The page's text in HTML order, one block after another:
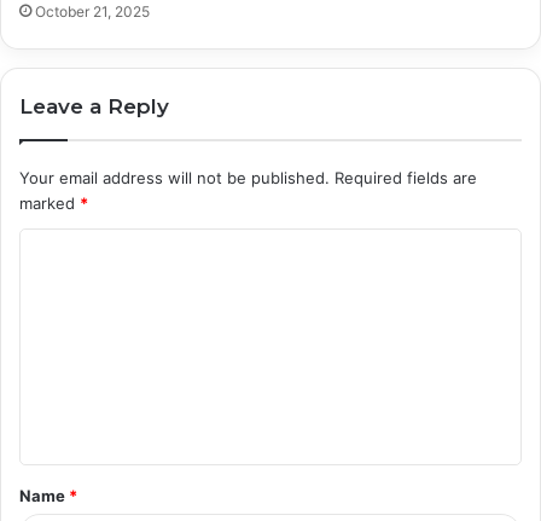
October 21, 2025
Leave a Reply
Your email address will not be published. Required fields are
marked *
t
*
Name *